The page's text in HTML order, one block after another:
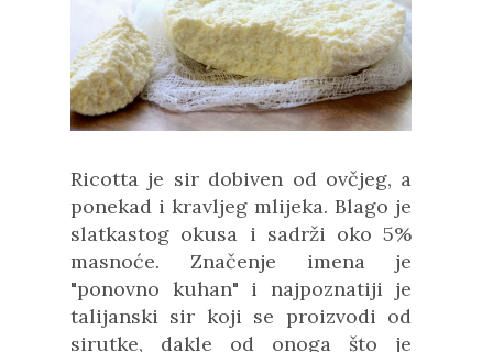
Ricotta je sir dobiven od ovčjeg, a
ponekad i kravljeg mlijeka. Blago je
slatkastog okusa i sadrži oko 5%
masnoće. Značenje imena je
"ponovno kuhan" i najpoznatiji je
talijanski sir koji se proizvodi od
sirutke, dakle od onoga što je